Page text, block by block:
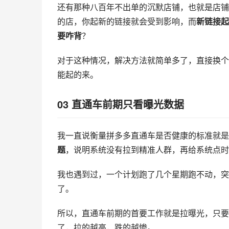
还有那种八百年不出单的沉默店铺，也就是店
的店，你起新的链接就会受到影响，而新链接
要咋背？
对于这种情况，解决方法就简单多了，直接换
能起的来。
03 直通车前期只看曝光数据
我一直说衡量拼多多直通车是否健康的标准就
题，说明系统没有拉到精准人群，再给系统点
我也遇到过，一个计划跑了几个星期跑不动，
了。
所以，直通车前期的首要工作就是拉曝光，只